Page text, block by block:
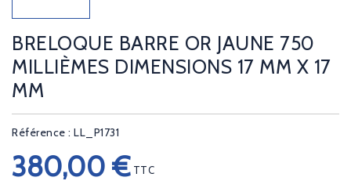
BRELOQUE BARRE OR JAUNE 750
MILLIÈMES DIMENSIONS 17 MM X 17
MM
Référence : LL_P1731
380,00 € TTC